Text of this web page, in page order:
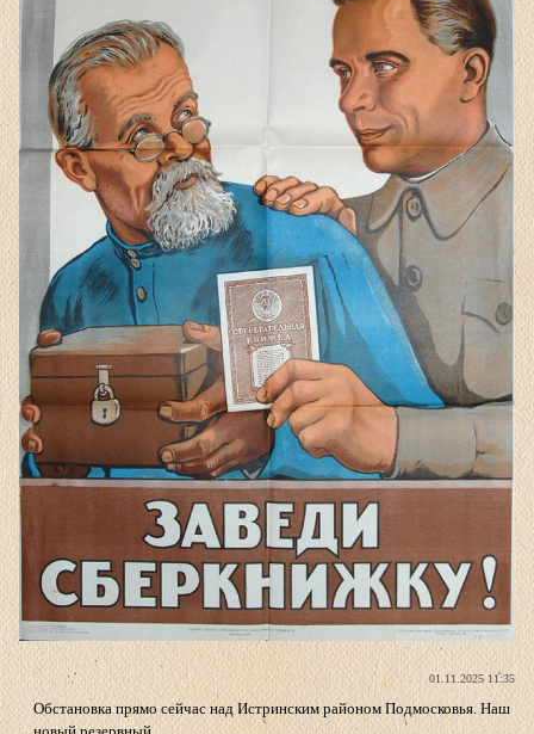
01.11.2025 11:35
Обстановка прямо сейчас над Истринским районом Подмосковья. Наш